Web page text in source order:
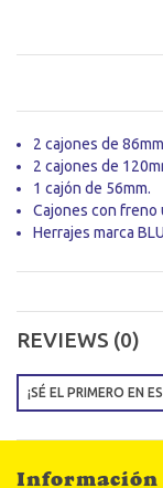
2 cajones de
2 cajones de
1 cajón de 56mm.
Cajones con
Herrajes marca
REVIEWS (0)
¡SÉ EL PRIMERO EN
Información